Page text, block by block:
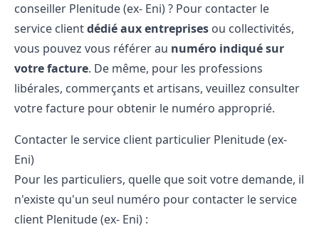
conseiller Plenitude (ex- Eni) ? Pour contacter le
service clientdédié aux entreprises ou collectivités,
vous pouvez vous référer au numéro indiqué sur
votre facture. De même, pour les professions
libérales, commerçants et artisans, veuillez consulter
votre facture pour obtenir le numéro approprié.
Contacter le service client particulier Plenitude (ex-
Eni)
Pour les particuliers, quelle que soit votre demande, il
n'existe qu'un seul numéro pour contacter le service
client Plenitude (ex- Eni) :